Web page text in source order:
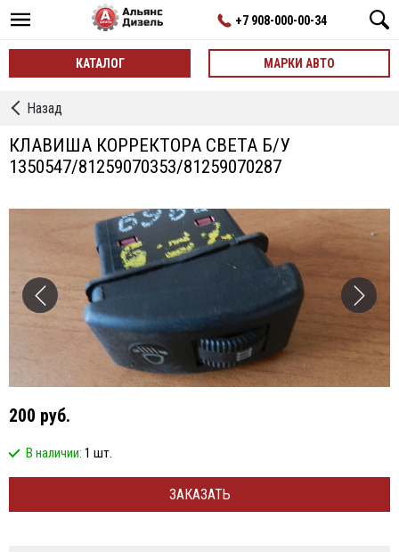
+7 908-000-00-34
КАТАЛОГ МАРКИ АВТО
←
Размыкатели,
Выключатели
Назад
КЛАВИША КОРРЕКТОРА СВЕТА Б/У
1350547/81259070353/81259070287
200 руб.
В наличии: 1 шт.
ЗАКАЗАТЬ